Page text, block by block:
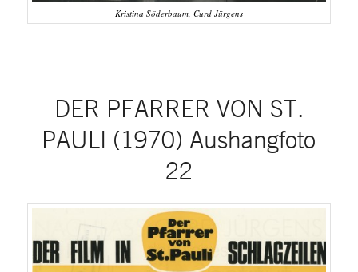
Kristina Söderbaum, Curd Jürgens
DER PFARRER VON ST.
PAULI (1970) Aushangfoto
22